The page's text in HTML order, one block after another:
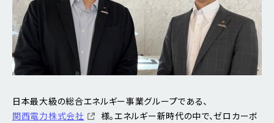
日本最大級の総合エネルギー事業グループである、
関西電力株式会社
様。エネルギー新時代の中で、ゼロカーボ